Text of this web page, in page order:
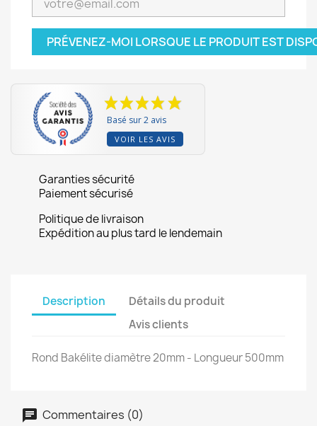
PRÉVENEZ-MOI LORSQUE LE PRODUIT EST
Basé sur 2 avis
VOIR LES AVIS
Garanties sécurité
Paiement sécurisé
Politique de livraison
Expédition au plus tard le lendemain
Description
Détails du produit
Avis clients
Rond Bakélite diamètre 20mm - Longueur 500mm
Commentaires (0)